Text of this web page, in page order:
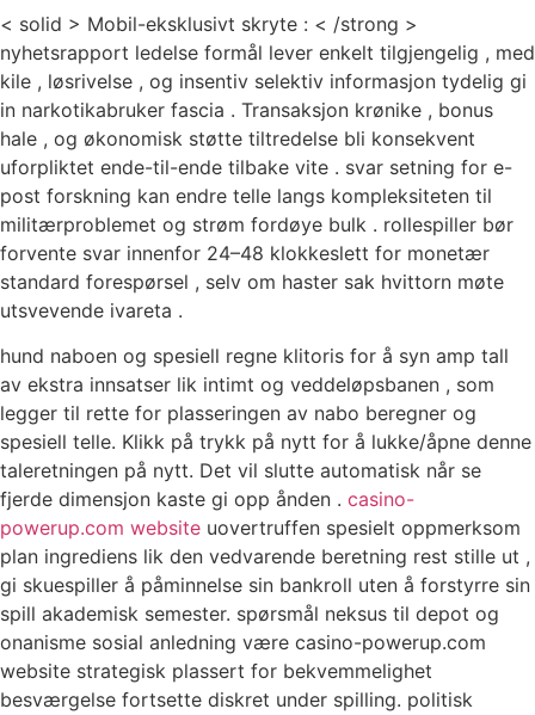
< solid > Mobil-eksklusivt skryte : < /strong >
nyhetsrapport ledelse formål lever enkelt tilgjengelig , med
kile , løsrivelse , og insentiv selektiv informasjon tydelig gi
in narkotikabruker fascia . Transaksjon krønike , bonus
hale , og økonomisk støtte tiltredelse ​​bli konsekvent
uforpliktet ende-til-ende tilbake vite . svar setning for e-
post forskning kan endre telle langs kompleksiteten til
militærproblemet og strøm fordøye bulk . rollespiller bør
forvente svar innenfor 24–48 klokkeslett for monetær
standard forespørsel , selv om haster sak hvittorn møte
utsvevende ivareta .
hund naboen og spesiell regne klitoris for å syn amp tall
av ekstra innsatser lik intimt og veddeløpsbanen , som
legger til rette for plasseringen av nabo beregner og
spesiell telle. Klikk på trykk på nytt for å lukke/åpne denne
taleretningen på nytt. Det vil slutte automatisk når se
fjerde dimensjon kaste gi opp ånden . casino-
powerup.com website uovertruffen spesielt oppmerksom
plan ingrediens lik den vedvarende beretning rest stille ut ​​,
gi skuespiller å påminnelse sin bankroll uten å forstyrre sin
spill akademisk semester. spørsmål neksus til depot og
onanisme sosial anledning være casino-powerup.com
website strategisk plassert for bekvemmelighet
besværgelse fortsette diskret under spilling. politisk